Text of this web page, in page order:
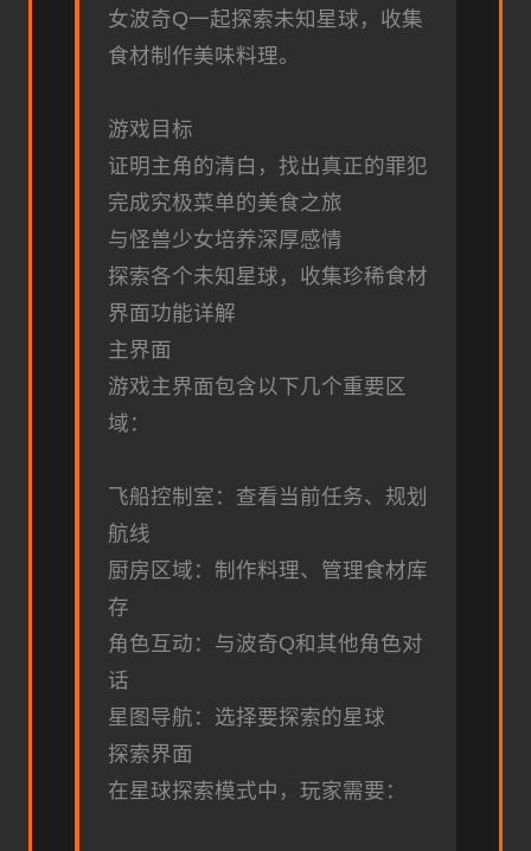
女波奇Q一起探索未知星球，收集
食材制作美味料理。
游戏目标
证明主角的清白，找出真正的罪犯
完成究极菜单的美食之旅
与怪兽少女培养深厚感情
探索各个未知星球，收集珍稀食材
界面功能详解
主界面
游戏主界面包含以下几个重要区
域：
飞船控制室：查看当前任务、规划
航线
厨房区域：制作料理、管理食材库
存
角色互动：与波奇Q和其他角色对
话
星图导航：选择要探索的星球
探索界面
在星球探索模式中，玩家需要：